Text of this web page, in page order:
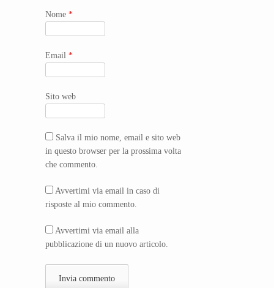
Nome *
Email *
Sito web
Salva il mio nome, email e sito web
in questo browser per la prossima volta
che commento.
Avvertimi via email in caso di
risposte al mio commento.
Avvertimi via email alla
pubblicazione di un nuovo articolo.